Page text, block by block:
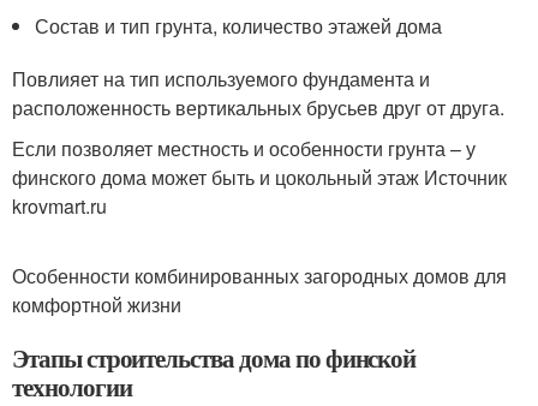
Состав и тип грунта, количество этажей дома
Повлияет на тип используемого фундамента и
расположенность вертикальных брусьев друг от друга.
Если позволяет местность и особенности грунта – у
финского дома может быть и цокольный этаж Источник
krovmart.ru
Особенности комбинированных загородных домов для
комфортной жизни
Этапы строительства дома по финской
технологии